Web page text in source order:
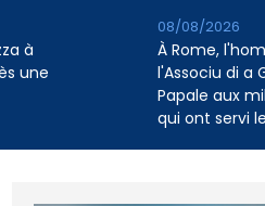
à
une
À Rome,
l'Associu di a
Papale aux
qui ont servi
08/08/2026